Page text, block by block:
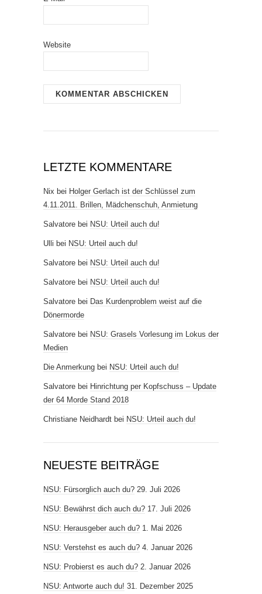
Website
LETZTE KOMMENTARE
Nix bei Holger Gerlach ist der Schlüssel zum
4.11.2011. Brillen, Mädchenschuh, Anmietung
Salvatore bei NSU: Urteil auch du!
Ulli bei NSU: Urteil auch du!
Salvatore bei NSU: Urteil auch du!
Salvatore bei NSU: Urteil auch du!
Salvatore bei Das Kurdenproblem weist auf die
Dönermorde
Salvatore bei NSU: Grasels Vorlesung im Lokus der
Medien
Die Anmerkung bei NSU: Urteil auch du!
Salvatore bei Hinrichtung per Kopfschuss – Update
der 64 Morde Stand 2018
Christiane Neidhardt bei NSU: Urteil auch du!
NEUESTE BEITRÄGE
NSU: Fürsorglich auch du? 29. Juli 2026
NSU: Bewährst dich auch du? 17. Juli 2026
NSU: Herausgeber auch du? 1. Mai 2026
NSU: Verstehst es auch du? 4. Januar 2026
NSU: Probierst es auch du? 2. Januar 2026
NSU: Antworte auch du! 31. Dezember 2025